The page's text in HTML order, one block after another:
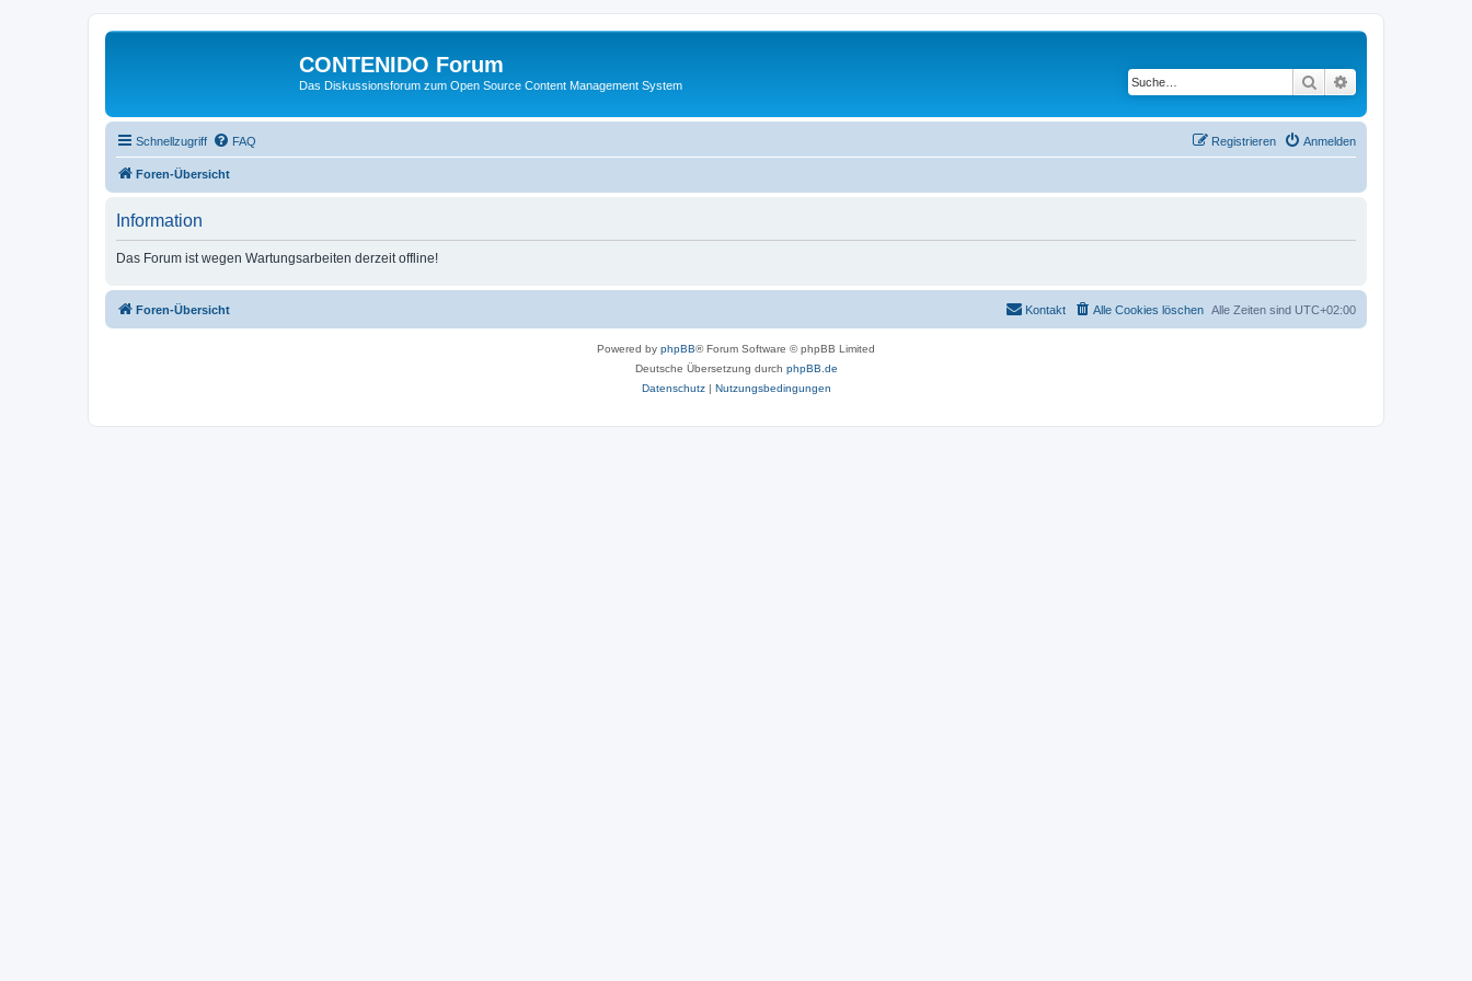
CONTENIDO Forum
Das Diskussionsforum zum Open Source Content Management System Suche
Schnellzugriff FAQ Anmelden
Registrieren
Foren-Übersicht
Information
Das Forum ist wegen Wartungsarbeiten derzeit offline!
Foren-Übersicht Alle Zeiten sind UTC+02:00
Alle Cookies löschen
Kontakt
Powered by phpBB® Forum Software © phpBB Limited
Deutsche Übersetzung durch phpBB.de
Datenschutz| Nutzungsbedingungen